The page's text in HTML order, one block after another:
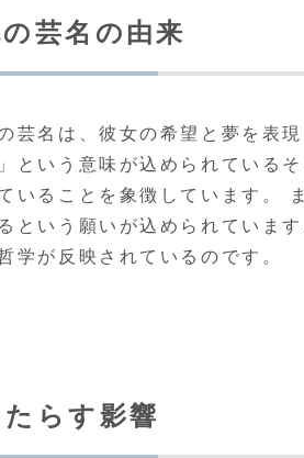
芸名の由来
芸名は、彼女の希望と夢を表
という意味が込められている
いることを象徴しています。
という願いが込められていま
学が反映されているのです。
らす影響